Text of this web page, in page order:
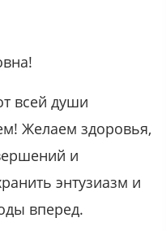
всей души
Желаем здоровья,
и
энтузиазм и
вперед.